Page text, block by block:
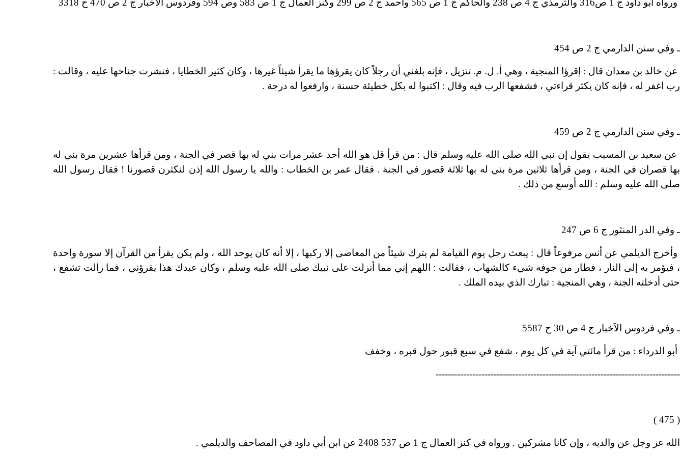
ورواه أبو داود ج 1 ص316 والترمذي ج 4 ص 238 والحاكم ج 1 ص 565 وأحمد ج 2 ص 299 وكنز العمال ج 1 ص 583 وص 594 وفردوس الاَخبار ج 2 ص 470 ح 3318
ـ وفي سنن الدارمي ج 2 ص 454
عن خالد بن معدان قال : إقرؤا المنجية ، وهي أ. ل. م. تنزيل ، فإنه بلغني أن رجلاً كان يقرؤها ما يقرأ شيئاً غيرها ، وكان كثير الخطايا ، فنشرت جناحها عليه ، وقالت :
رب اغفر له ، فإنه كان يكثر قراءتي ، فشفعها الرب فيه وقال : اكتبوا له بكل خطيئة حسنة ، وارفعوا له درجة .
ـ وفي سنن الدارمي ج 2 ص 459
عن سعيد بن المسيب يقول إن نبي الله صلى الله عليه وسلم قال : من قرأ قل هو الله أحد عشر مرات بني له بها قصر في الجنة ، ومن قرأها عشرين مرة بني له
بها قصران في الجنة ، ومن قرأها ثلاثين مرة بني له بها ثلاثة قصور في الجنة . فقال عمر بن الخطاب : والله يا رسول الله إذن لنكثرن قصورنا ! فقال رسول الله
صلى الله عليه وسلم : الله أوسع من ذلك .
ـ وفي الدر المنثور ج 6 ص 247
وأخرج الديلمي عن أنس مرفوعاً قال : يبعث رجل يوم القيامة لم يترك شيئاً من المعاصى إلا ركبها ، إلا أنه كان يوحد الله ، ولم يكن يقرأ من القرآن إلا سورة واحدة
، فيؤمر به إلى النار ، فطار من جوفه شيء كالشهاب ، فقالت : اللهم إني مما أنزلت على نبيك صلى الله عليه وسلم ، وكان عبدك هذا يقرؤني ، فما زالت تشفع ،
حتى أدخلته الجنة ، وهي المنجية : تبارك الذي بيده الملك .
ـ وفي فردوس الاَخبار ج 4 ص 30 ح 5587
أبو الدرداء : من قرأ مائتي آية في كل يوم ، شفع في سبع قبور حول قبره ، وخفف
--------------------------------------------------------------------------------
( 475 )
الله عز وجل عن والديه ، وإن كانا مشركين . ورواه في كنز العمال ج 1 ص 537 2408 عن ابن أبي داود في المصاحف والديلمي .